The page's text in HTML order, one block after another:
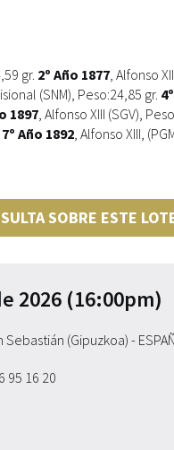
gr. 2º Año 1877, Alfonso
(SNM), Peso:24,85 gr.
1897, Alfonso XIII (SGV),
7º Año 1892, Alfonso XIII,
SOBRE ESTE
2026 (16:00pm)
(Gipuzkoa) -
95 16 20